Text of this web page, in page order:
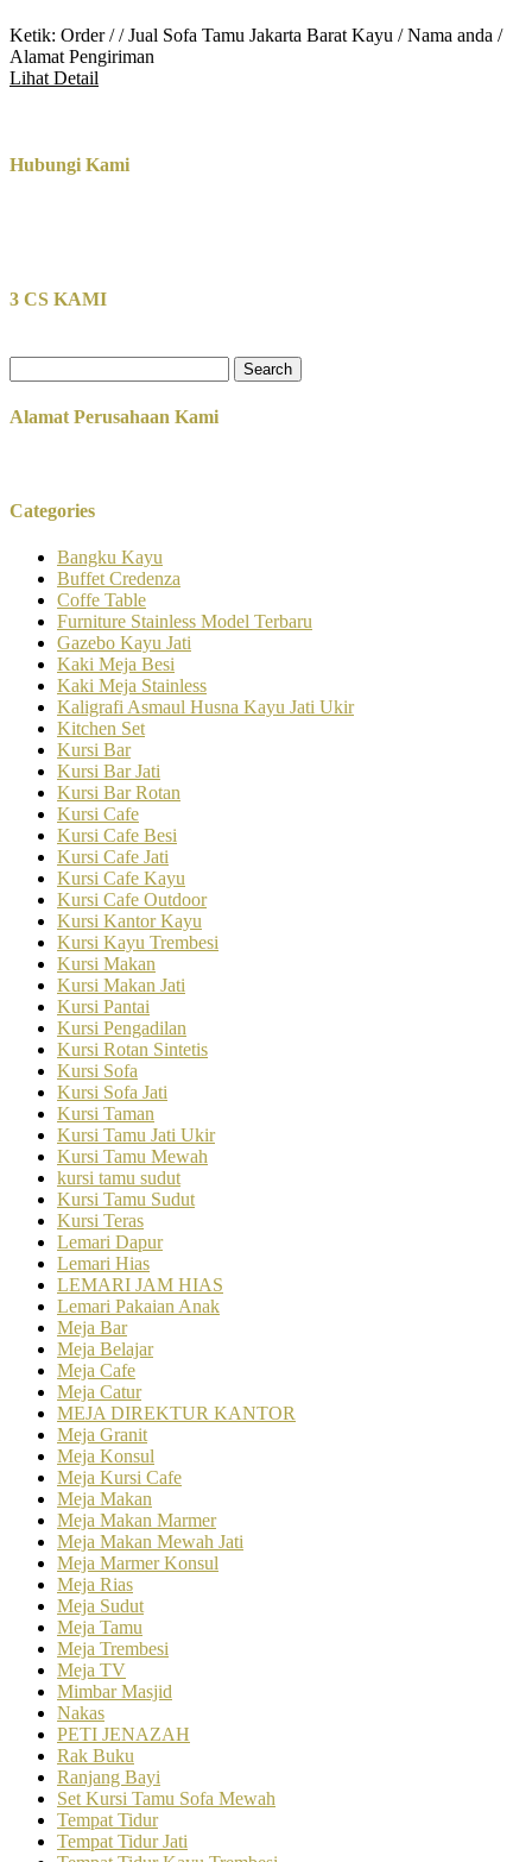
Ketik: Order / / Jual Sofa Tamu Jakarta Barat Kayu / Nama anda /
Alamat Pengiriman
Lihat Detail
Hubungi Kami
3 CS KAMI
for:
Alamat Perusahaan Kami
Categories
Bangku Kayu
Buffet Credenza
Coffe Table
Furniture Stainless Model Terbaru
Gazebo Kayu Jati
Kaki Meja Besi
Kaki Meja Stainless
Kaligrafi Asmaul Husna Kayu Jati Ukir
Kitchen Set
Kursi Bar
Kursi Bar Jati
Kursi Bar Rotan
Kursi Cafe
Kursi Cafe Besi
Kursi Cafe Jati
Kursi Cafe Kayu
Kursi Cafe Outdoor
Kursi Kantor Kayu
Kursi Kayu Trembesi
Kursi Makan
Kursi Makan Jati
Kursi Pantai
Kursi Pengadilan
Kursi Rotan Sintetis
Kursi Sofa
Kursi Sofa Jati
Kursi Taman
Kursi Tamu Jati Ukir
Kursi Tamu Mewah
kursi tamu sudut
Kursi Tamu Sudut
Kursi Teras
Lemari Dapur
Lemari Hias
LEMARI JAM HIAS
Lemari Pakaian Anak
Meja Bar
Meja Belajar
Meja Cafe
Meja Catur
MEJA DIREKTUR KANTOR
Meja Granit
Meja Konsul
Meja Kursi Cafe
Meja Makan
Meja Makan Marmer
Meja Makan Mewah Jati
Meja Marmer Konsul
Meja Rias
Meja Sudut
Meja Tamu
Meja Trembesi
Meja TV
Mimbar Masjid
Nakas
PETI JENAZAH
Rak Buku
Ranjang Bayi
Set Kursi Tamu Sofa Mewah
Tempat Tidur
Tempat Tidur Jati